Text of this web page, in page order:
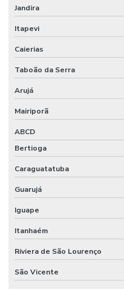
Perícia médica trabalhista
Planejamento e implantação
Ppra empresa prestadora de
Ppra nr 9
Ppra pcmso preço
Prestação de serviço de
Programa de condições e
Projeto de engenharia de
Projeto de trabalho em altura
Psm certificação
Jandira
Itapevi
Caierias
Taboão da Serra
Arujá
Mairiporã
ABCD
Bertioga
Caraguatatuba
Guarujá
Iguape
Itanhaém
Riviera de São Lourenço
São Vicente